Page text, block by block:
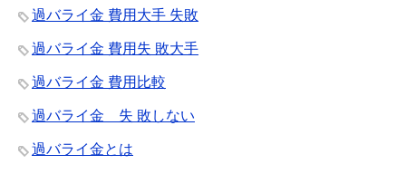
過バライ金 費用大手 失敗
過バライ金 費用失 敗大手
過バライ金 費用比較
過バライ金 失 敗しない
過バライ金とは